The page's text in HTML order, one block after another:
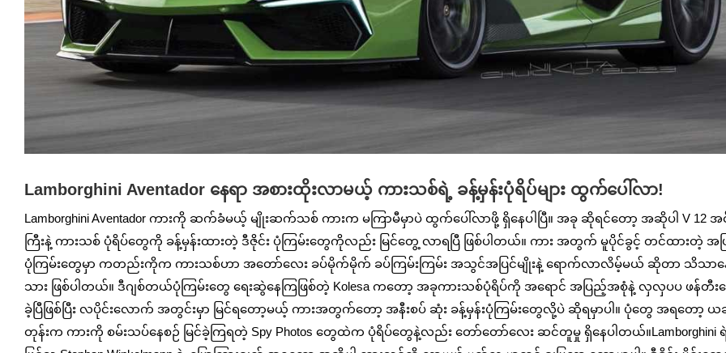
Lamborghini Aventador နေရာ အစားထိုးလာမယ့် ကားသစ်ရဲ့ ခန့်မှန်းပုံရိပ်များ ထွက်ပေါ်လာ!
Lamborghini Aventador ကားကို ဆက်ခံမယ့် မျိုးဆက်သစ် ကားက မကြာမီမှာပဲ ထွက်ပေါ်လာဖို့ ရှိနေပါပြီ။ အခု ဆိုရင်တော့ အဆိုပါ V 12 အ
ကြီးနဲ့ ကားသစ် ပုံရိပ်တွေကို ခန့်မှန်းထားတဲ့ ဒီဇိုင်း ပုံကြမ်းတွေကိုလည်း မြင်တွေ့ လာရပြီ ဖြစ်ပါတယ်။ ကား အတွက် မူပိုင်ခွင့် တင်ထားတဲ့ အ
ပုံကြမ်းတွေမှာ ကတည်းကိုက ကားသစ်ဟာ အတော်လေး ခပ်မိုက်မိုက် ခပ်ကြမ်းကြမ်း အသွင်အပြင်မျိုးနဲ့ ရောက်လာလိမ့်မယ် ဆိုတာ သိသာနေ
သား ဖြစ်ပါတယ်။ ဒီဂျစ်တယ်ပုံကြမ်းတွေ ရေးဆွဲနေကြဖြစ်တဲ့ Kolesa ကတော့ အခုကားသစ်ပုံရိပ်ကို အရောင် အပြည့်အစုံနဲ့ လှလှပပ ဖန်တီးပ
ခဲ့ပြီဖြစ်ပြီး လပိုင်းလောက် အတွင်းမှာ မြင်ရတော့မယ့် ကားအတွက်တော့ အနီးစပ် ဆုံး ခန့်မှန်းပုံကြမ်းတွေလို့ပဲ ဆိုရမှာပါ။ ပုံတွေ အရတော့ ယ
တုန်းက ကားကို စမ်းသပ်နေစဉ် မြင်ခဲ့ကြရတဲ့ Spy Photos တွေထဲက ပုံရိပ်တွေနဲ့လည်း တော်တော်လေး ဆင်တူမှု ရှိနေပါတယ်။Lamborghini ရဲ့